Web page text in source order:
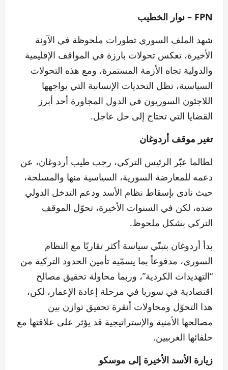
FPN – نوار الخطيب
شهد الملف السوري تطورات ملحوظة في الآونة
الأخيرة، تعكس تحولات بارزة في المواقف الإقليمية
والدولية تجاه الأزمة المستمرة، ومع هذه التحولات
السياسية، تظل التحديات الإنسانية التي يواجهها
اللاجئون السوريون في الدول المجاورة أحد أبرز
القضايا التي تحتاج إلى حل عاجل.
تغير موقف أردوغان
لطالما عبّر الرئيس التركي، رجب طيب أردوغان، عن
دعمه للمعارضة السورية، السياسية منها والمسلحة،
حيث نادى بإسقاط نظام الأسد ودعم التدخل الدولي
ضده، لكن في السنوات الأخيرة، تحوّل الموقف
التركي بشكل ملحوظ.
بدأ أردوغان بتبنّي سياسة أكثر تقاربًا مع النظام
السوري، مدفوعاً بما يسمّيه تأمين الحدود التركية من
“التهديدات الكردية”، وربما محاولة تحقيق مصالح
اقتصادية في سوريا في مرحلة إعادة الإعمار، لكن،
هذا التحوّل ومحاولات أنقرة تحقيق توازن بين
مصالحها الأمنية والإستراتيجية قد يؤثر على علاقتها مع
حلفائها الغربيين.
زيارة الأسد الأخيرة إلى موسكو